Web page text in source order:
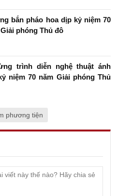
bắn pháo hoa dịp kỷ niệm 70
phóng Thủ đô
trình diễn nghệ thuật ánh
niệm 70 năm Giải phóng Thủ
phương tiện